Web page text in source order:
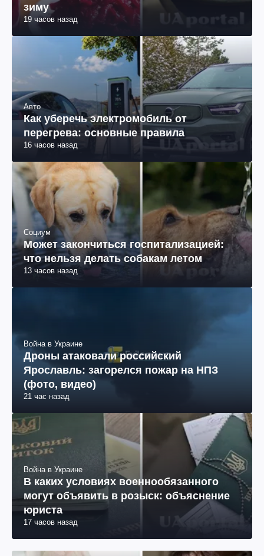
зиму
19 часов назад
Авто
Как уберечь электромобиль от
перегрева: основные правила
16 часов назад
Социум
Может закончиться госпитализацией:
что нельзя делать собакам летом
13 часов назад
Война в Украине
Дроны атаковали российский
Ярославль: загорелся пожар на НПЗ
(фото, видео)
21 час назад
Война в Украине
В каких условиях военнообязанного
могут объявить в розыск: объяснение
юриста
17 часов назад